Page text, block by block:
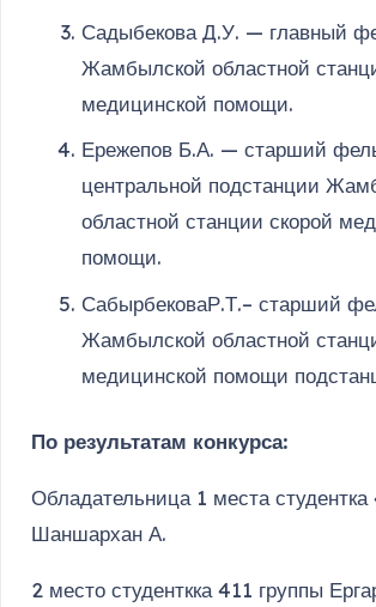
Садыбекова Д.У. — главный
Жамбылской областной
медицинской помощи.
Ережепов Б.А. — старший
центральной подстанции
областной станции скорой
помощи.
СабырбековаР.Т.– старший
Жамбылской областной
медицинской помощи
По результатам конкурса:
Обладательница 1 места студентка
Шаншархан А.
2 место студенткка 411 группы